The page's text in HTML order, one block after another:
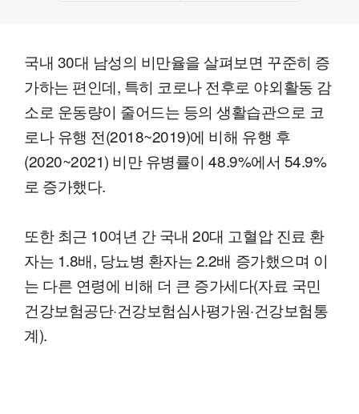
국내 30대 남성의 비만율을 살펴보면 꾸준히 증
가하는 편인데, 특히 코로나 전후로 야외활동 감
소로 운동량이 줄어드는 등의 생활습관으로 코
로나 유행 전(2018~2019)에 비해 유행 후
(2020~2021) 비만 유병률이 48.9%에서 54.9%
로 증가했다.
또한 최근 10여년 간 국내 20대 고혈압 진료 환
자는 1.8배, 당뇨병 환자는 2.2배 증가했으며 이
는 다른 연령에 비해 더 큰 증가세다(자료 국민
건강보험공단·건강보험심사평가원·건강보험통
계).